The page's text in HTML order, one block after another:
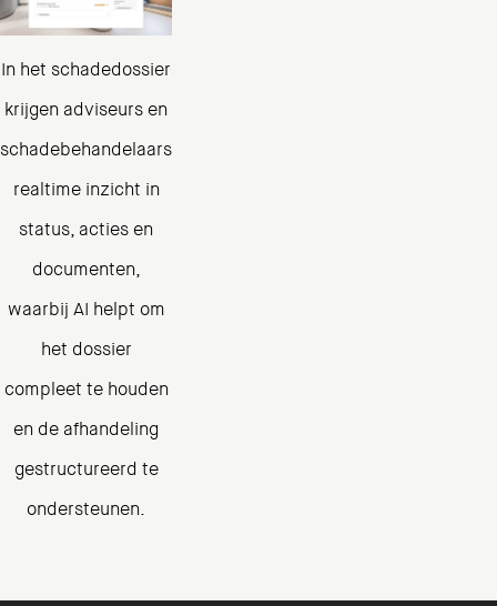
In het schadedossier
krijgen adviseurs en
schadebehandelaars
realtime inzicht in
status, acties en
documenten,
waarbij AI helpt om
het dossier
compleet te houden
en de afhandeling
gestructureerd te
ondersteunen.